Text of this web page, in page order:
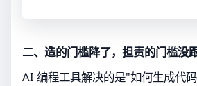
二、造的门槛降了，担责的门槛没
AI 编程工具解决的是"如何生成代